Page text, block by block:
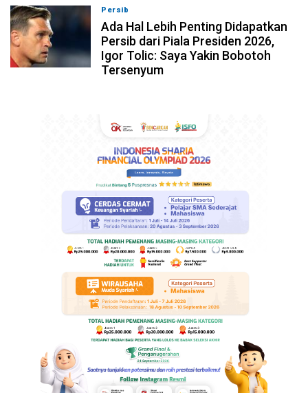
Persib
Ada Hal Lebih Penting Didapatkan
Persib dari Piala Presiden 2026,
Igor Tolic: Saya Yakin Bobotoh
Tersenyum